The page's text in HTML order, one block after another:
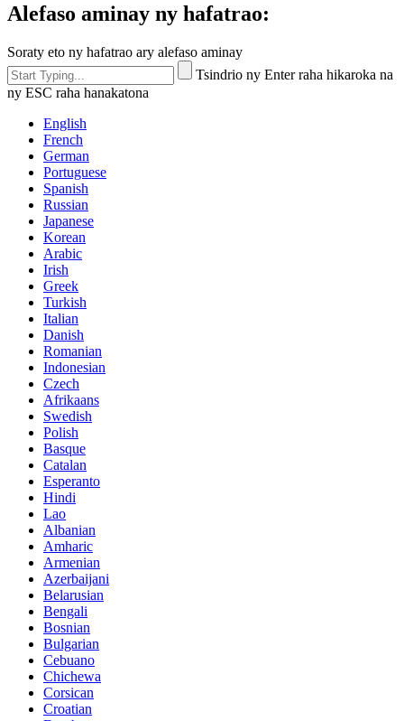
Alefaso aminay ny hafatrao:
Soraty eto ny hafatrao ary alefaso aminay
Tsindrio ny Enter raha hikaroka na
ny ESC raha hanakatona
English
French
German
Portuguese
Spanish
Russian
Japanese
Korean
Arabic
Irish
Greek
Turkish
Italian
Danish
Romanian
Indonesian
Czech
Afrikaans
Swedish
Polish
Basque
Catalan
Esperanto
Hindi
Lao
Albanian
Amharic
Armenian
Azerbaijani
Belarusian
Bengali
Bosnian
Bulgarian
Cebuano
Chichewa
Corsican
Croatian